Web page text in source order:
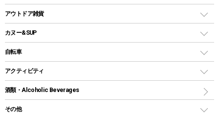
パラソル
テントアクセサリー
ペグ
グランドシート
ガイドロープ
ツール
鉄板、アミ
焚き火台&ストーブ
火起こし
バーベキューツール
クッカーセット
シェラカップ
クッキングツール
ナイフ
カトラリー
コップ付きタイプ
ワンタッチタイプ
プラスチックボトル
ディズニーボトル
クーラーバッグ
ウォータージャグ
保冷剤
アウトドアキャリー
アウトドア雑貨
バックパック&バッグ
リュック、バックパック
トートバッグ、サコッシュ
ショッピングキャリー
カヌー&SUP
インフレータブル
カヤック
パドル
自転車
折りたたみ自転車
スポーツサイクル
シティサイクル
アクティビティ
マリン
酒類・Alcoholic Beverages
その他